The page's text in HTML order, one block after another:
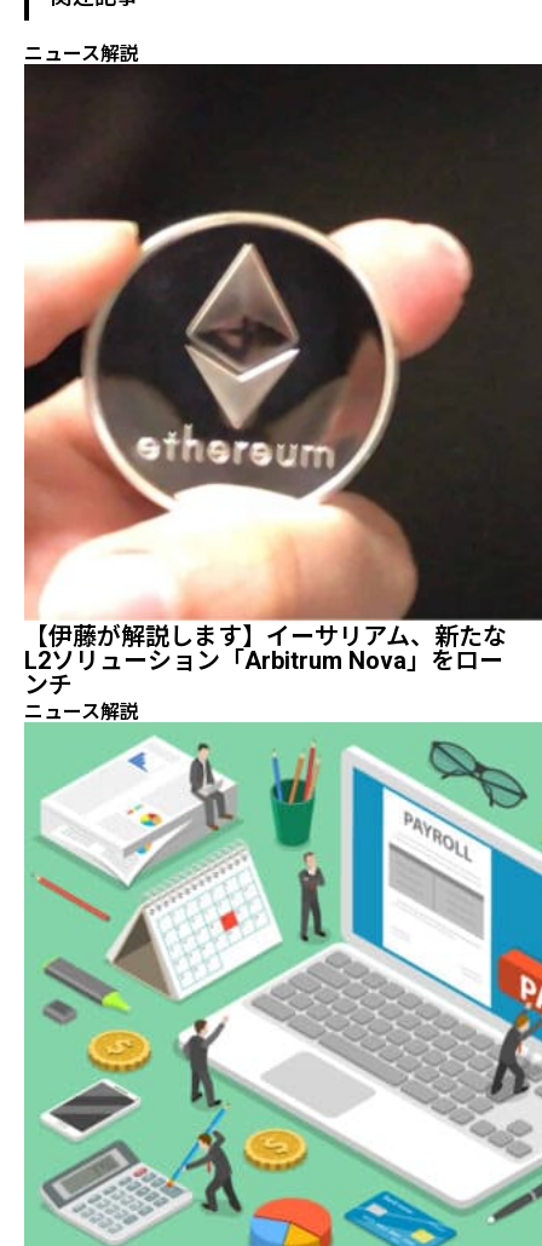
ニュース解説
【伊藤が解説します】イーサリアム、新たな
L2ソリューション「Arbitrum Nova」をロー
ンチ
ニュース解説